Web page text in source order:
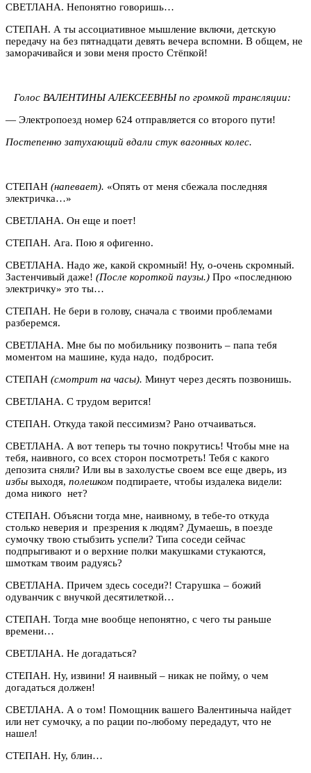
СВЕТЛАНА. Непонятно говоришь…
СТЕПАН. А ты ассоциативное мышление включи, детскую
передачу на без пятнадцати девять вечера вспомни. В общем, не
заморачивайся и зови меня просто Стёпкой!
Голос ВАЛЕНТИНЫ АЛЕКСЕЕВНЫ по громкой трансляции:
— Электропоезд номер 624 отправляется со второго пути!
Постепенно затухающий вдали стук вагонных колес.
СТЕПАН (напевает). «Опять от меня сбежала последняя
электричка…»
СВЕТЛАНА. Он еще и поет!
СТЕПАН. Ага. Пою я офигенно.
СВЕТЛАНА. Надо же, какой скромный! Ну, о-очень скромный.
Застенчивый даже! (После короткой паузы.) Про «последнюю
электричку» это ты…
СТЕПАН. Не бери в голову, сначала с твоими проблемами
разберемся.
СВЕТЛАНА. Мне бы по мобильнику позвонить – папа тебя
моментом на машине, куда надо, подбросит.
СТЕПАН (смотрит на часы). Минут через десять позвонишь.
СВЕТЛАНА. С трудом верится!
СТЕПАН. Откуда такой пессимизм? Рано отчаиваться.
СВЕТЛАНА. А вот теперь ты точно покрутись! Чтобы мне на
тебя, наивного, со всех сторон посмотреть! Тебя с какого
депозита сняли? Или вы в захолустье своем все еще дверь, из
избы выходя, полешком подпираете, чтобы издалека видели:
дома никого нет?
СТЕПАН. Объясни тогда мне, наивному, в тебе-то откуда
столько неверия и презрения к людям? Думаешь, в поезде
сумочку твою стыбзить успели? Типа соседи сейчас
подпрыгивают и о верхние полки макушками стукаются,
шмоткам твоим радуясь?
СВЕТЛАНА. Причем здесь соседи?! Старушка – божий
одуванчик с внучкой десятилеткой…
СТЕПАН. Тогда мне вообще непонятно, с чего ты раньше
времени…
СВЕТЛАНА. Не догадаться?
СТЕПАН. Ну, извини! Я наивный – никак не пойму, о чем
догадаться должен!
СВЕТЛАНА. А о том! Помощник вашего Валентиныча найдет
или нет сумочку, а по рации по-любому передадут, что не
нашел!
СТЕПАН. Ну, блин…